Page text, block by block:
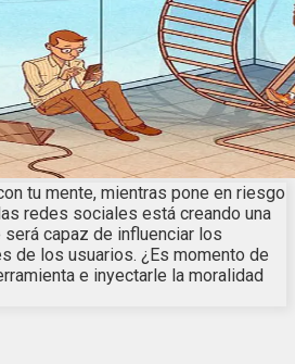
tu mente, mientras pone en riesgo
redes sociales está creando una
capaz de influenciar los
de los usuarios. ¿Es momento de
e inyectarle la moralidad